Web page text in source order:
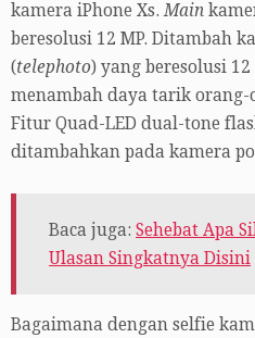
kamera iPhone Xs.Main
beresolusi 12 MP. Ditambah
(telephoto) yang beresolusi
menambah daya tarik
Fitur Quad-LED dual-tone
ditambahkan pada kamera
Baca juga: Sehebat Apa
Ulasan Singkatnya Disini
Bagaimana dengan selfie